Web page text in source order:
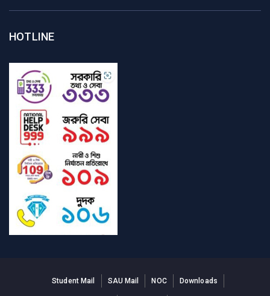
HOTLINE
Student Mail SAU Mail NOC Downloads